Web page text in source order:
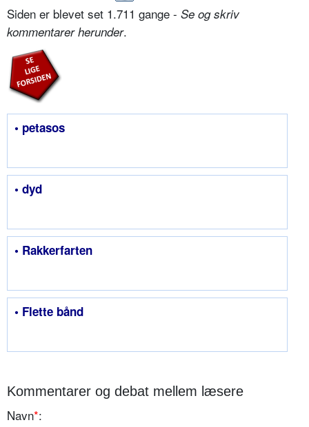
Siden er blevet set 1.711 gange - Se og skriv
kommentarer herunder.
• petasos
• dyd
• Rakkerfarten
• Flette bånd
Kommentarer og debat mellem læsere
Navn*: